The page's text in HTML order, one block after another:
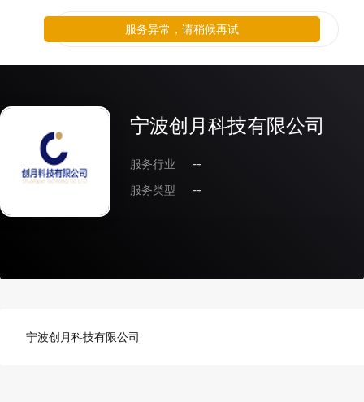
宁波创月科技有限公司
服务行业
--
服务类型
--
宁波创月科技有限公司
服务异常，请稍候再试